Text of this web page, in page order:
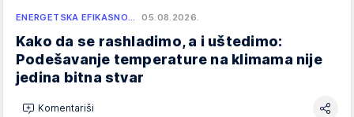
ENERGETSKA EFIKASNO… 05.08.2026.
Kako da se rashladimo, a i uštedimo:
Podešavanje temperature na klimama nije
jedina bitna stvar
Komentariši